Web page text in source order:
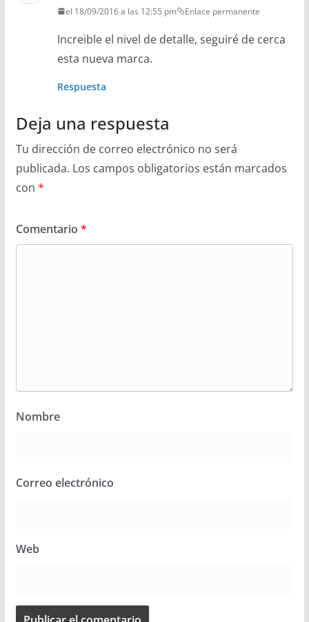
el 18/09/2016 a las 12:55 pm Enlace permanente
Increible el nivel de detalle, seguiré de cerca
esta nueva marca.
Respuesta
Deja una respuesta
Tu dirección de correo electrónico no será
publicada. Los campos obligatorios están marcados
con *
Comentario *
Nombre
Correo electrónico
Web